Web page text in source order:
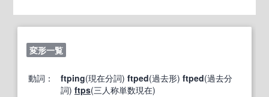
変形一覧
動詞： ftping(現在分詞) ftped(過去形) ftped(過去分
詞) ftps(三人称単数現在)